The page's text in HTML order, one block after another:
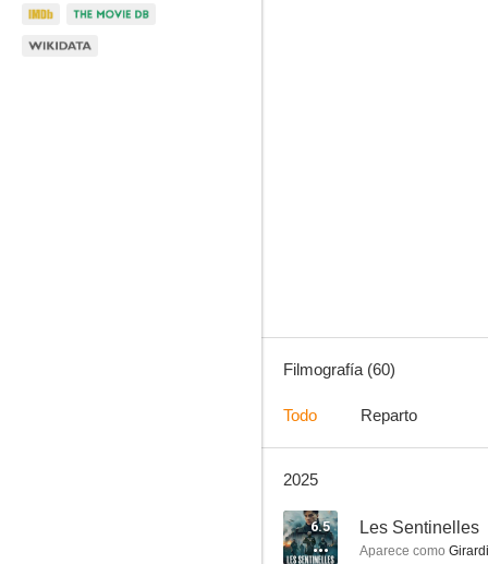
7.9
Filmografía (60)
Todo Reparto
2025
6.5 Les Sentinelles
Aparece como